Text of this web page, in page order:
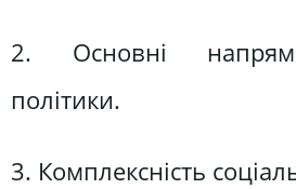
2. Основні
політики.
3. Комплексність